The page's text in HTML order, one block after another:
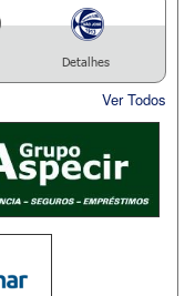
Detalhes
Ver Todos